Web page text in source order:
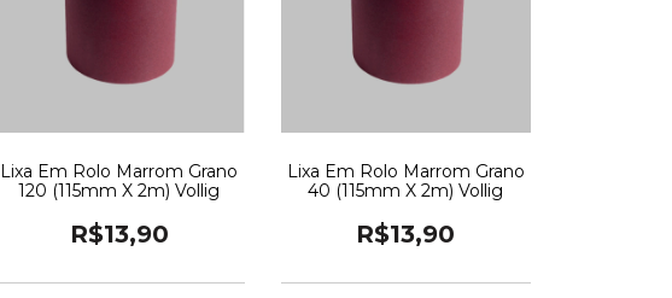
Lixa Em Rolo Marrom Grano
120 (115mm X 2m) Vollig
R$13,90
Lixa Em Rolo Marrom Grano
40 (115mm X 2m) Vollig
R$13,90